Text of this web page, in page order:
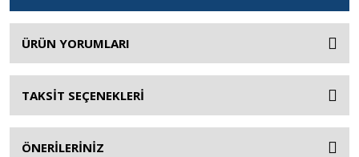
ÜRÜN YORUMLARI
TAKSİT SEÇENEKLERİ
ÖNERİLERİNİZ